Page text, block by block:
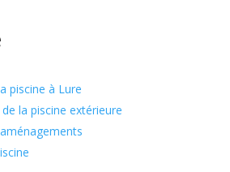
piscine à Lure
la piscine extérieure